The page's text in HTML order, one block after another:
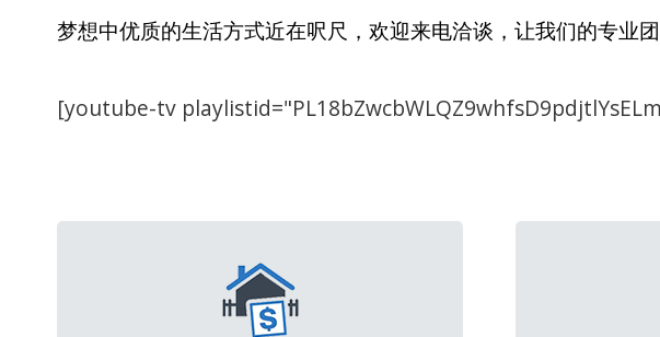
梦想中优质的生活方式近在呎尺，欢迎来电洽谈，让我们的专业
[youtube-tv